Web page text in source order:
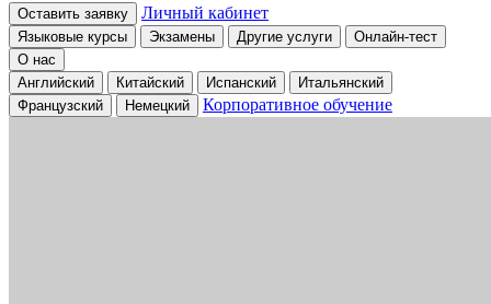
Оставить заявку Личный кабинет
Языковые курсы Экзамены Другие услуги
Онлайн-тест
О нас
Английский
Китайский Испанский
Итальянский
Французский
Немецкий Корпоративное обучение